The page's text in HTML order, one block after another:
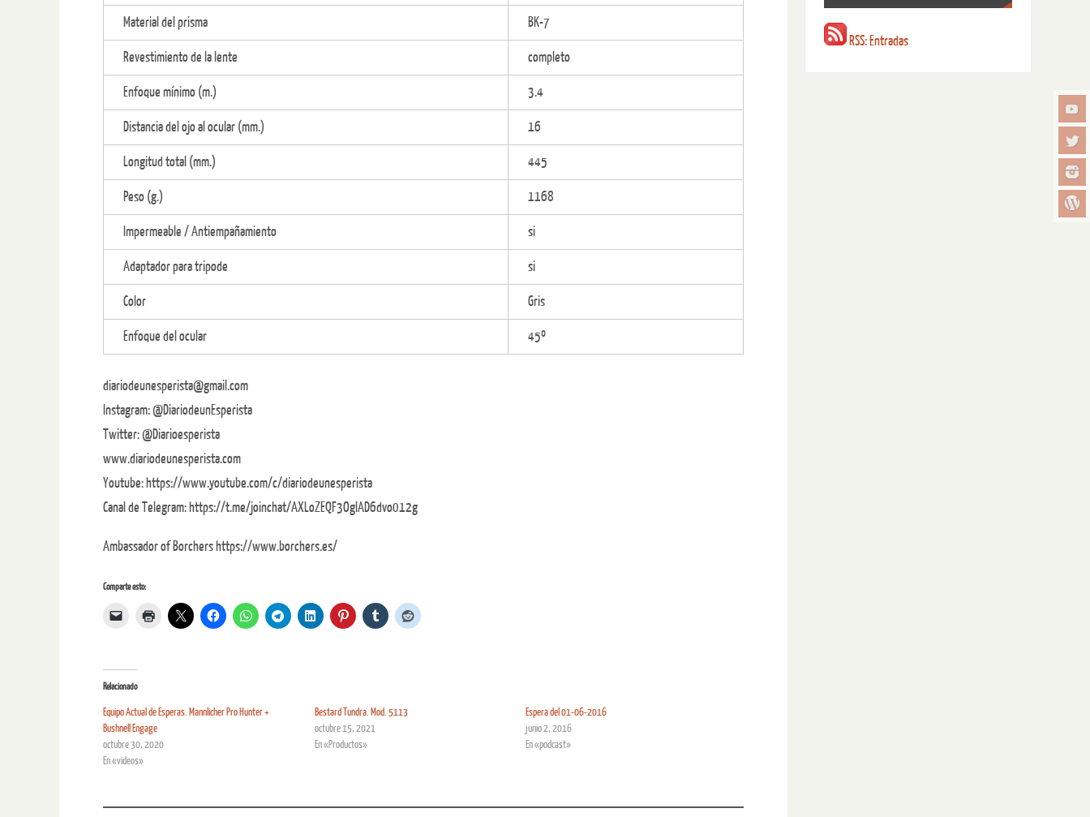
Material del prisma BK-7
Revestimiento de la lente completo
Enfoque mínimo (m.) 3.4
Distancia del ojo al ocular (mm.) 16
Longitud total (mm.) 445
Peso (g.) 1168
Impermeable / Antiempañamiento si
Adaptador para tripode si
Color Gris
Enfoque del ocular 45º
diariodeunesperista@gmail.com
Instagram: @DiariodeunEsperista
Twitter: @Diarioesperista
www.diariodeunesperista.com
Youtube: https://www.youtube.com/c/diariodeunesperista
Canal de Telegram: https://t.me/joinchat/AXLoZEQF3OglAD6dvo012g
Ambassador of Borchers https://www.borchers.es/
Comparte esto:
Relacionado
Equipo Actual de Esperas. Mannlicher Pro Hunter +
Bushnell Engage
octubre 30, 2020
En «videos»
Bestard Tundra. Mod. 5113
octubre 15, 2021
En «Productos»
Espera del 01-06-2016
junio 2, 2016
En «podcast»
RSS: Entradas